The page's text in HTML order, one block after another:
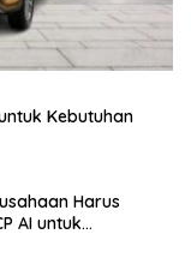
Kebutuhan
Harus
AI untuk